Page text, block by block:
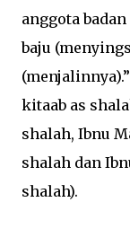
anggota
baju
kitaab as
shalah, Ibnu
shalah dan
shalah).